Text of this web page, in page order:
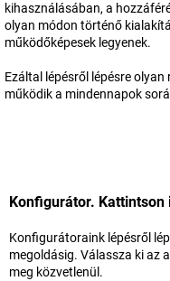
kihasználásában, a
olyan módon történő
működőképesek legyenek.
Ezáltal lépésről lépésre
működik a mindennapok
Konfigurátor. Kattintson
Konfigurátoraink lépésről
megoldásig. Válassza ki az
meg közvetlenül.